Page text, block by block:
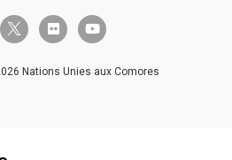
f
twitter-x flickr youtube
Nations Unies aux Comores